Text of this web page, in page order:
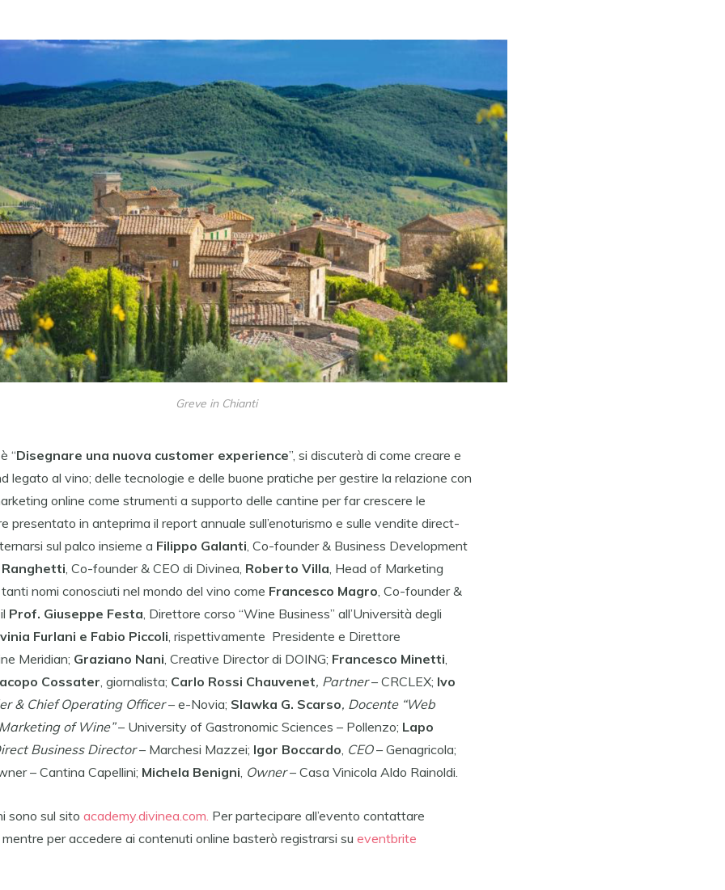
Greve in Chianti
“Disegnare una nuova customer experience”, si discuterà di come creare e
legato al vino; delle tecnologie e delle buone pratiche per gestire la relazione con
online come strumenti a supporto delle cantine per far crescere le
presentato in anteprima il report annuale sull’enoturismo e sulle vendite direct-
sul palco insieme a Filippo Galanti, Co-founder & Business Development
, Co-founder & CEO di Divinea, Roberto Villa, Head of Marketing
nomi conosciuti nel mondo del vino come Francesco Magro, Co-founder &
Prof. Giuseppe Festa, Direttore corso “Wine Business” all’Università degli
Furlani e Fabio Piccoli, rispettivamente Presidente e Direttore
Meridian; Graziano Nani, Creative Director di DOING; Francesco Minetti,
Cossater, giornalista; Carlo Rossi Chauvenet, Partner– CRCLEX; Ivo
& Chief Operating Officer– e-Novia; Slawka G. Scarso, Docente “Web
of Wine”– University of Gastronomic Sciences – Pollenzo; Lapo
Business Director– Marchesi Mazzei; Igor Boccardo, CEO– Genagricola;
– Cantina Capellini; Michela Benigni, Owner– Casa Vinicola Aldo Rainoldi.
sono sul sito academy.divinea.com. Per partecipare all’evento contattare
mentre per accedere ai contenuti online basterò registrarsi su eventbrite